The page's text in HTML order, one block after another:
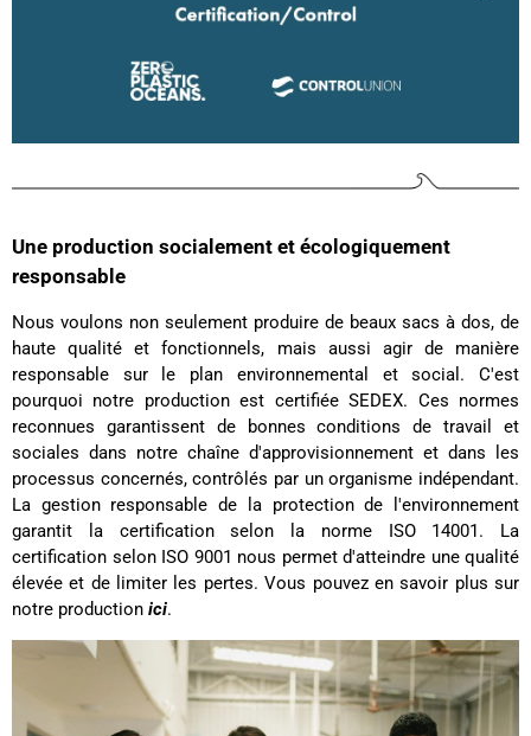
Une production socialement et écologiquement
responsable
Nous voulons non seulement produire de beaux sacs à dos, de
haute qualité et fonctionnels, mais aussi agir de manière
responsable sur le plan environnemental et social. C'est
pourquoi notre production est certifiée SEDEX. Ces normes
reconnues garantissent de bonnes conditions de travail et
sociales dans notre chaîne d'approvisionnement et dans les
processus concernés, contrôlés par un organisme indépendant.
La gestion responsable de la protection de l'environnement
garantit la certification selon la norme ISO 14001. La
certification selon ISO 9001 nous permet d'atteindre une qualité
élevée et de limiter les pertes. Vous pouvez en savoir plus sur
notre production ici.